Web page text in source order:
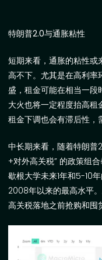
特朗普2.0与通胀粘性
短期来看，通胀的粘性
高不下。尤其是在高利
盛，租金可能在相当一
大火也将一定程度抬高
租金下调也会有滞后性
中长期来看，随着特朗普
+对外高关税” 的政策组
歇根大学未来1年和5-10
2008年以来的最高水平
高关税落地之前抢购和囤